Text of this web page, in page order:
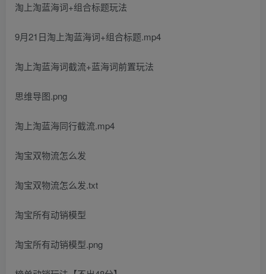
淘上淘蓝海词+组合标题玩法
9月21日淘上淘蓝海词+组合标题.mp4
淘上淘蓝海词截流+蓝海词前置玩法
思维导图.png
淘上淘蓝海同行截流.mp4
淘宝双物流怎么发
淘宝双物流怎么发.txt
淘宝所有动销模型
淘宝所有动销模型.png